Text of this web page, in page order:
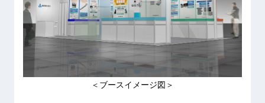
＜ブースイメージ図＞